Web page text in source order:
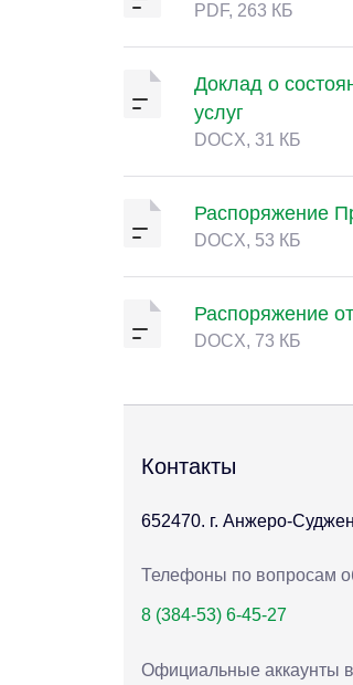
PDF, 263 КБ
Доклад о
услуг
DOCX, 31 КБ
Распоряжение
DOCX, 53 КБ
Распоряжение
DOCX, 73 КБ
Контакты
652470. г. Анжеро-
Телефоны по вопросам
8 (384-53) 6-45-27
Официальные аккаунты в